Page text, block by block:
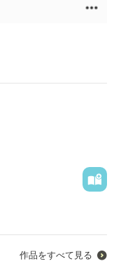
作品をすべて見る